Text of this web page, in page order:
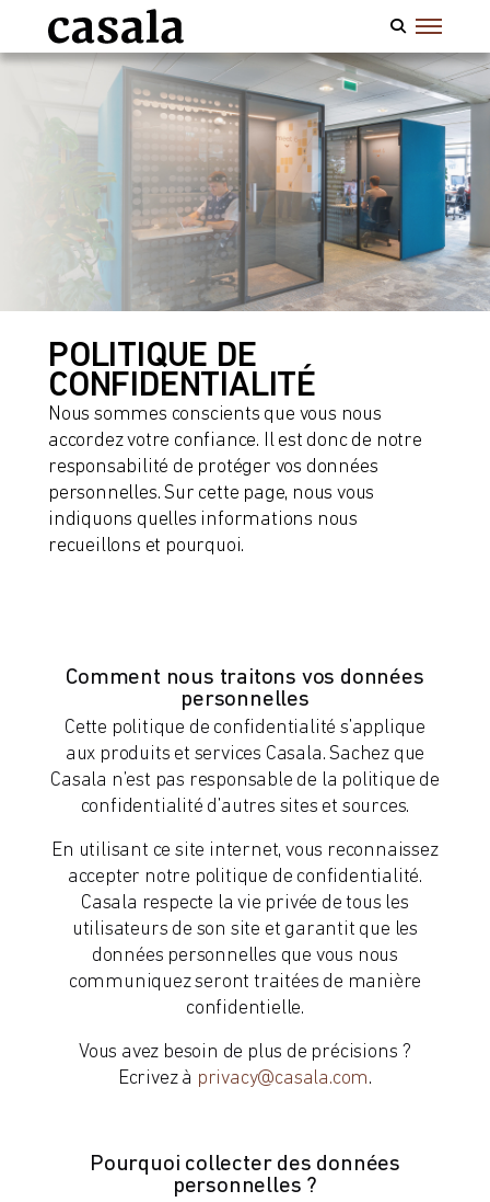
POLITIQUE DE
CONFIDENTIALITÉ
Nous sommes conscients que vous nous
accordez votre confiance. Il est donc de notre
responsabilité de protéger vos données
personnelles. Sur cette page, nous vous
indiquons quelles informations nous
recueillons et pourquoi.
Comment nous traitons vos données
personnelles
Cette politique de confidentialité s’applique
aux produits et services Casala. Sachez que
Casala n’est pas responsable de la politique de
confidentialité d’autres sites et sources.
En utilisant ce site internet, vous reconnaissez
accepter notre politique de confidentialité.
Casala respecte la vie privée de tous les
utilisateurs de son site et garantit que les
données personnelles que vous nous
communiquez seront traitées de manière
confidentielle.
Vous avez besoin de plus de précisions ?
Ecrivez à privacy@casala.com.
Pourquoi collecter des données
personnelles ?